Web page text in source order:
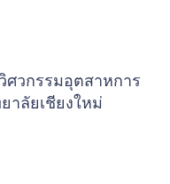
วกรรมอุตสาหการ
าลัยเชียงใหม่